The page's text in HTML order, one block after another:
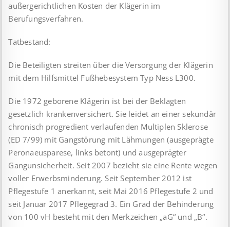
außergerichtlichen Kosten der Klägerin im
Berufungsverfahren.
Tatbestand:
Die Beteiligten streiten über die Versorgung der Klägerin
mit dem Hilfsmittel Fußhebesystem Typ Ness L300.
Die 1972 geborene Klägerin ist bei der Beklagten
gesetzlich krankenversichert. Sie leidet an einer sekundär
chronisch progredient verlaufenden Multiplen Sklerose
(ED 7/99) mit Gangstörung mit Lähmungen (ausgeprägte
Peronaeusparese, links betont) und ausgeprägter
Gangunsicherheit. Seit 2007 bezieht sie eine Rente wegen
voller Erwerbsminderung. Seit September 2012 ist
Pflegestufe 1 anerkannt, seit Mai 2016 Pflegestufe 2 und
seit Januar 2017 Pflegegrad 3. Ein Grad der Behinderung
von 100 vH besteht mit den Merkzeichen „aG“ und „B“.